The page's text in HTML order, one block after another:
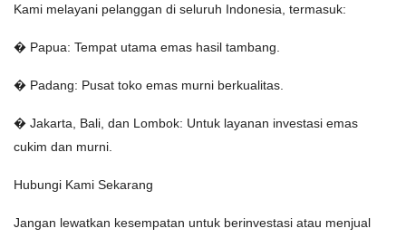
Kami melayani pelanggan di seluruh Indonesia, termasuk:
� Papua: Tempat utama emas hasil tambang.
� Padang: Pusat toko emas murni berkualitas.
� Jakarta, Bali, dan Lombok: Untuk layanan investasi emas
cukim dan murni.
Hubungi Kami Sekarang
Jangan lewatkan kesempatan untuk berinvestasi atau menjual